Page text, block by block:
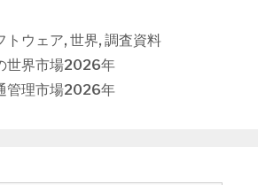
トウェア, 世界, 調査資料
世界市場2026年
管理市場2026年